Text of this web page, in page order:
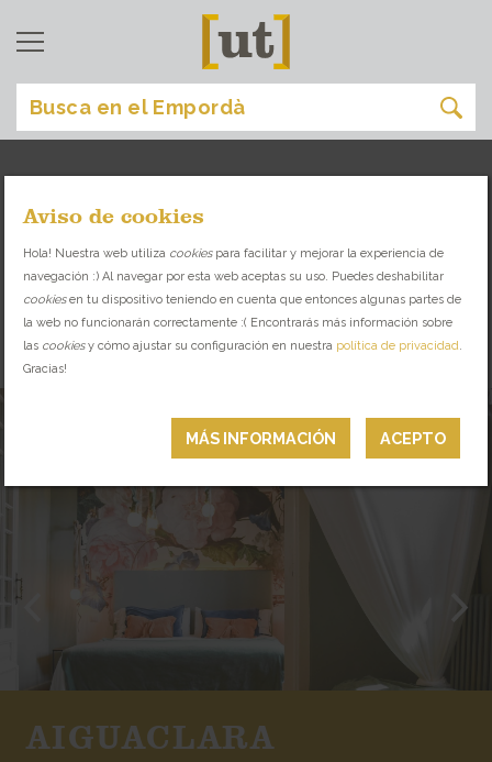
[ dormir ]
ACOGEDORES HOTELES Y CASAS RURALES
AIGUACLARA
ACEPTO
MÁS INFORMACIÓN
Aviso de cookies
Hola! Nuestra web utiliza cookiespara facilitar y mejorar la experiencia de
navegación :) Al navegar por esta web aceptas su uso. Puedes deshabilitar
cookiesen tu dispositivo teniendo en cuenta que entonces algunas partes de
la web no funcionarán correctamente :( Encontrarás más información sobre
las cookiesy cómo ajustar su configuración en nuestra política de privacidad
Gracias!